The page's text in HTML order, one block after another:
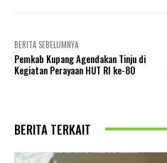
BERITA SEBELUMNYA
Pemkab Kupang Agendakan Tinju di
Kegiatan Perayaan HUT RI ke-80
BERITA TERKAIT